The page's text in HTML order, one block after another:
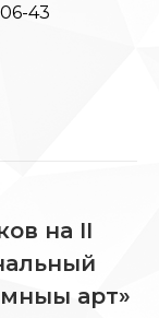
43
на II
арт»